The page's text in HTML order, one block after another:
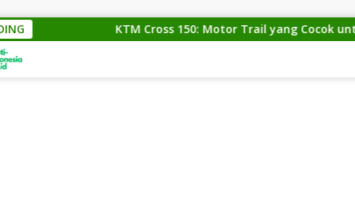
KTM Cross 150: Motor Trail yang Cocok untuk